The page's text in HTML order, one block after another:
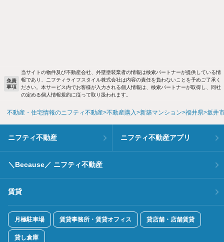
免責
事項
当サイトの物件及び不動産会社、外壁塗装業者の情報は検索パートナーが提供している情
報であり、ニフティライフスタイル株式会社は内容の責任を負わないことを予めご了承く
ださい。本サービス内でお客様が入力される個人情報は、検索パートナーが取得し、同社
の定める個人情報規約に従って取り扱われます。
不動産・住宅情報のニフティ不動産 不動産購入 新築マンション 福井県 坂井
ニフティ不動産 ニフティ不動産アプリ
＼Because／ ニフティ不動産
賃貸
月極駐車場 賃貸事務所・賃貸オフィス 貸店舗・店舗賃貸
貸し倉庫